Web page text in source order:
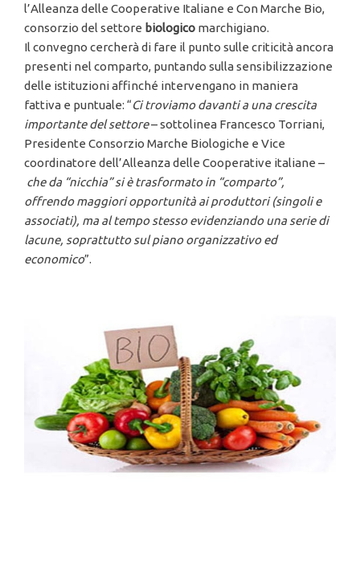
l’Alleanza delle Cooperative Italiane e Con Marche Bio,
consorzio del settore biologico marchigiano.
Il convegno cercherà di fare il punto sulle criticità ancora
presenti nel comparto, puntando sulla sensibilizzazione
delle istituzioni affinché intervengano in maniera
fattiva e puntuale: “Ci troviamo davanti a una crescita
importante del settore– sottolinea Francesco Torriani,
Presidente Consorzio Marche Biologiche e Vice
coordinatore dell’Alleanza delle Cooperative italiane –
che da “nicchia” si è trasformato in “comparto”,
offrendo maggiori opportunità ai produttori (singoli e
associati), ma al tempo stesso evidenziando una serie di
lacune, soprattutto sul piano organizzativo ed
economico”.